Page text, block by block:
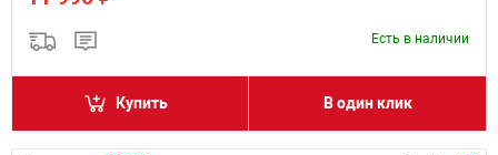
Есть в наличии
Купить В один клик